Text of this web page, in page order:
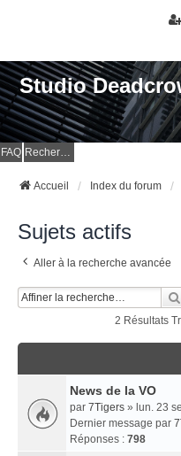
Studio
FAQ Rechercher
Accueil Index du forum
Sujets actifs
Aller à la recherche avancée
2 Résultats
News de la VO
par 7Tigers » lun. 23
Dernier message par
Réponses : 798